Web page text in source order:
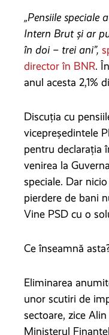
„Pensiile speciale
Intern Brut și ar
în doi – trei ani”,
director în BNR.
anul acesta 2,1%
Discuția cu
vicepreședintele
pentru declarația
venirea la
speciale. Dar
pierdere de bani
Vine PSD cu o
Ce înseamnă
Eliminarea
unor scutiri de
sectoare, zice
Ministerul